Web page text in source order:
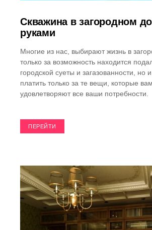
Скважина в загородном
руками
Многие из нас, выбирают жизнь в
только за возможность находится
городской суеты и загазованности, но
платить только за те вещи, которые
удовлетворяют все ваши потребности.
ПЕРЕЙТИ